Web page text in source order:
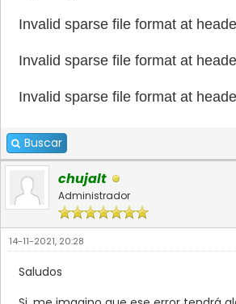
Invalid sparse file format at
Invalid sparse file format at
Invalid sparse file format at
Buscar
chujalt
Administrador
14-11-2021, 20:28
Saludos